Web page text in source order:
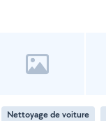
Nettoyage de voiture